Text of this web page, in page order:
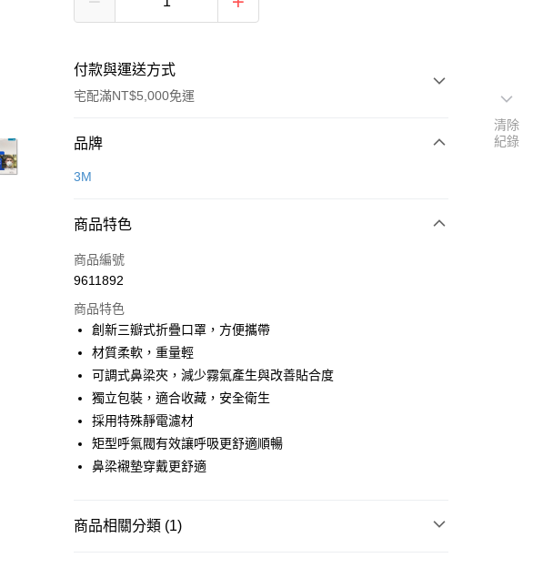
付款與運送方式
宅配滿NT$5,000免運
付款方式
信用卡一次付款
Apple Pay
街口支付
運送方式
全家取貨付款
每筆NT$60
付款後全家取貨
7-11取貨付款
品牌
3M
商品特色
商品編號
9611892
商品特色
創新三瓣式折疊口罩，方便攜帶
材質柔軟，重量輕
可調式鼻梁夾，減少霧氣產生與改善貼合度
獨立包裝，適合收藏，安全衛生
採用特殊靜電濾材
矩型呼氣閥有效讓呼吸更舒適順暢
鼻梁襯墊穿戴更舒適
商品相關分類 (1)
清除
紀錄